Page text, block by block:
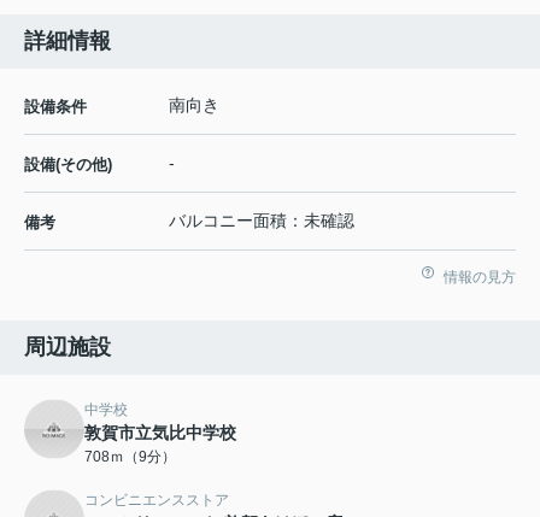
詳細情報
設備条件 南向き
設備(その他) -
備考 バルコニー面積：未確認
情報の見方
周辺施設
中学校
敦賀市立気比中学校
708ｍ（9分）
コンビニエンスストア